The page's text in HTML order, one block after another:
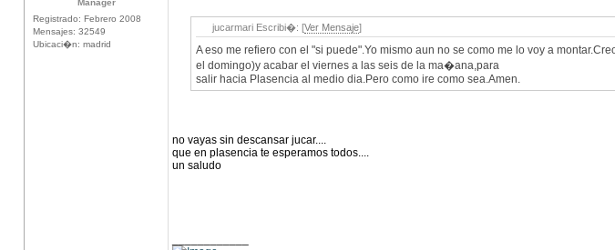
Manager
Registrado: Febrero 2008
Mensajes: 32549
Ubicaci�n: madrid
jucarmari Escribi�: [Ver Mensaje]
A eso me refiero con el "si puede".Yo mismo aun no se como me lo voy a
el domingo)y acabar el viernes a las seis de la ma�ana,para
salir hacia Plasencia al medio dia.Pero como ire como sea.Amen.
no vayas sin descansar jucar....
que en plasencia te esperamos todos....
un saludo